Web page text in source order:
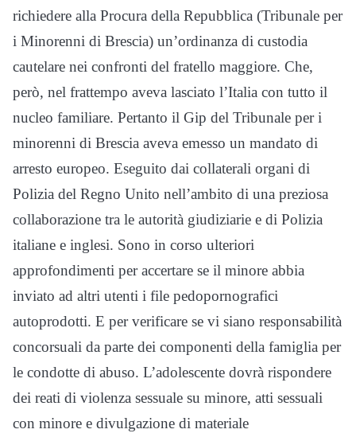
richiedere alla Procura della Repubblica (Tribunale per
i Minorenni di Brescia) un’ordinanza di custodia
cautelare nei confronti del fratello maggiore. Che,
però, nel frattempo aveva lasciato l’Italia con tutto il
nucleo familiare. Pertanto il Gip del Tribunale per i
minorenni di Brescia aveva emesso un mandato di
arresto europeo. Eseguito dai collaterali organi di
Polizia del Regno Unito nell’ambito di una preziosa
collaborazione tra le autorità giudiziarie e di Polizia
italiane e inglesi. Sono in corso ulteriori
approfondimenti per accertare se il minore abbia
inviato ad altri utenti i file pedopornografici
autoprodotti. E per verificare se vi siano responsabilità
concorsuali da parte dei componenti della famiglia per
le condotte di abuso. L’adolescente dovrà rispondere
dei reati di violenza sessuale su minore, atti sessuali
con minore e divulgazione di materiale